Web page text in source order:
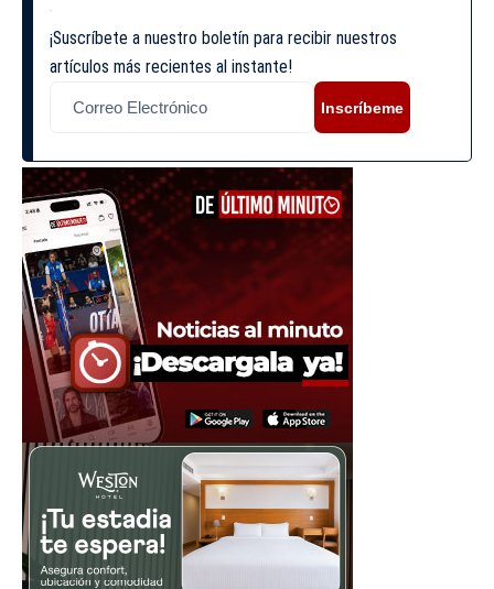
¡Suscríbete a nuestro boletín para recibir nuestros
artículos más recientes al instante!
Inscríbeme